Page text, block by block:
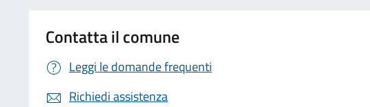
Contatta il comune
Leggi le domande frequenti
Richiedi assistenza